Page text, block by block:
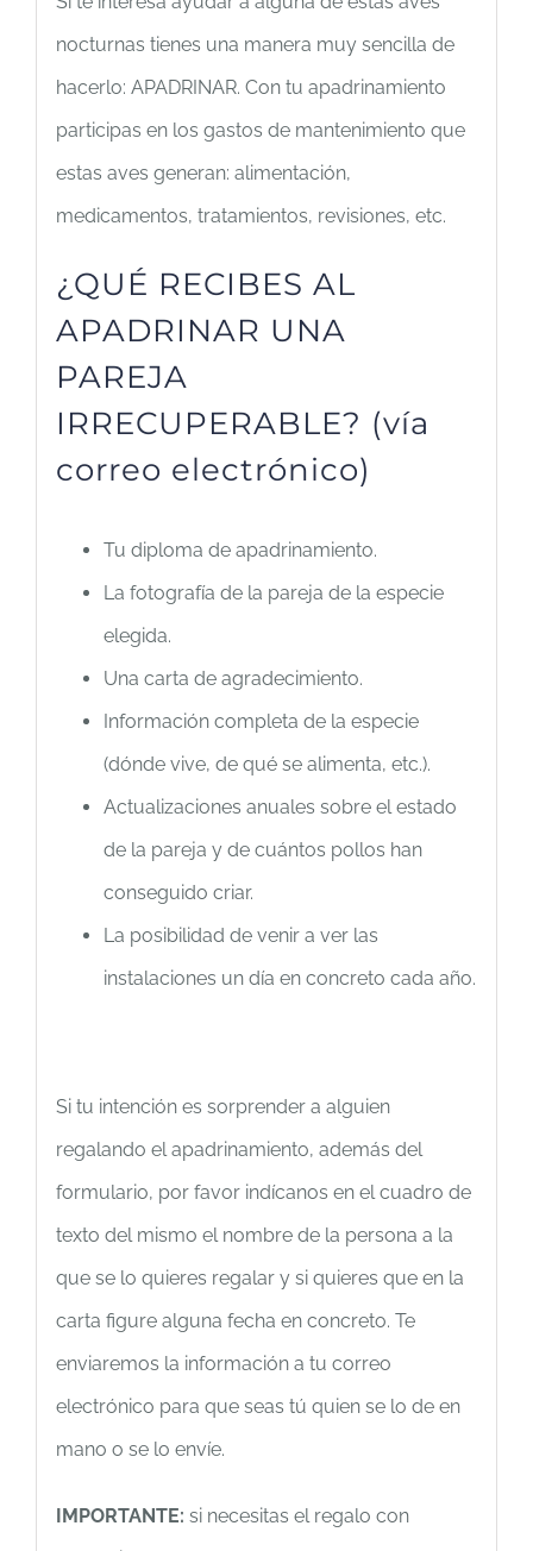
nocturnas tienes una manera muy sencilla de
hacerlo: APADRINAR. Con tu apadrinamiento
participas en los gastos de mantenimiento que
estas aves generan: alimentación,
medicamentos, tratamientos, revisiones, etc.
¿QUÉ RECIBES AL
APADRINAR UNA
PAREJA
IRRECUPERABLE? (vía
correo electrónico)
Tu diploma de apadrinamiento.
La fotografía de la pareja de la especie
elegida.
Una carta de agradecimiento.
Información completa de la especie
(dónde vive, de qué se alimenta, etc.).
Actualizaciones anuales sobre el estado
de la pareja y de cuántos pollos han
conseguido criar.
La posibilidad de venir a ver las
instalaciones un día en concreto cada año.
Si tu intención es sorprender a alguien
regalando el apadrinamiento, además del
formulario, por favor indícanos en el cuadro de
texto del mismo el nombre de la persona a la
que se lo quieres regalar y si quieres que en la
carta figure alguna fecha en concreto. Te
enviaremos la información a tu correo
electrónico para que seas tú quien se lo de en
mano o se lo envíe.
IMPORTANTE: si necesitas el regalo con